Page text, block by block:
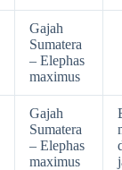
Gajah
Sumatera
– Elephas
maximus
Gajah
Sumatera
– Elephas
maximus